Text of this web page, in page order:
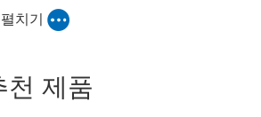
치기
천 제품